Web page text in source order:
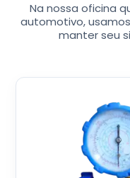
Na nossa oficina
automotivo,
manter seu